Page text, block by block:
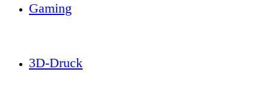
Gaming
3D-Druck